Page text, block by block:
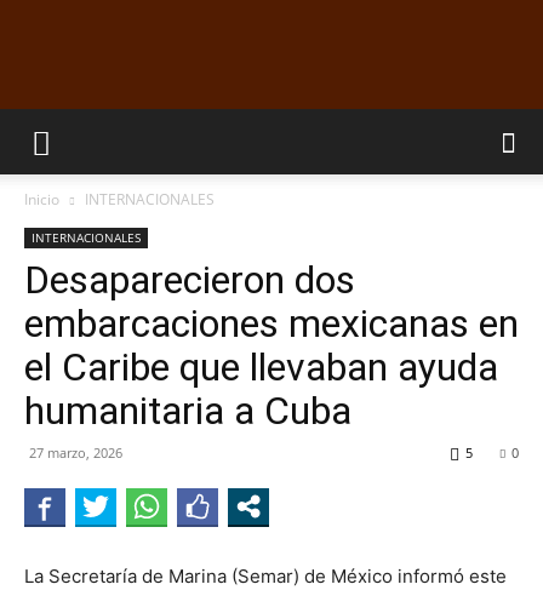
EL
RADIO
Inicio INTERNACIONALES
INTERNACIONALES
Desaparecieron dos
embarcaciones mexicanas en
el Caribe que llevaban ayuda
humanitaria a Cuba
27 marzo, 2026 0
5
La Secretaría de Marina (Semar) de México informó este